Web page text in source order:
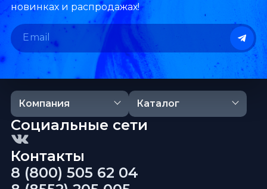
новинках и распродажах!
Компания Каталог
Контакты
8 (800) 505 62 04
Социальные сети